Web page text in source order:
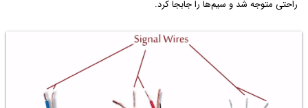
راحتی متوجه شد و سیم‌ها را جابجا کرد.